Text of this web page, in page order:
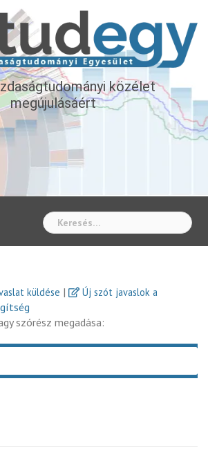
közélet
megújulásáért
küldése |
Új szót javaslok a
szórész megadása: